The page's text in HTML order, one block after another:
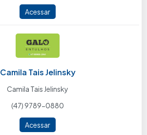
Acessar
Camila Tais Jelinsky
Camila Tais Jelinsky
(47) 9789-0880
Acessar